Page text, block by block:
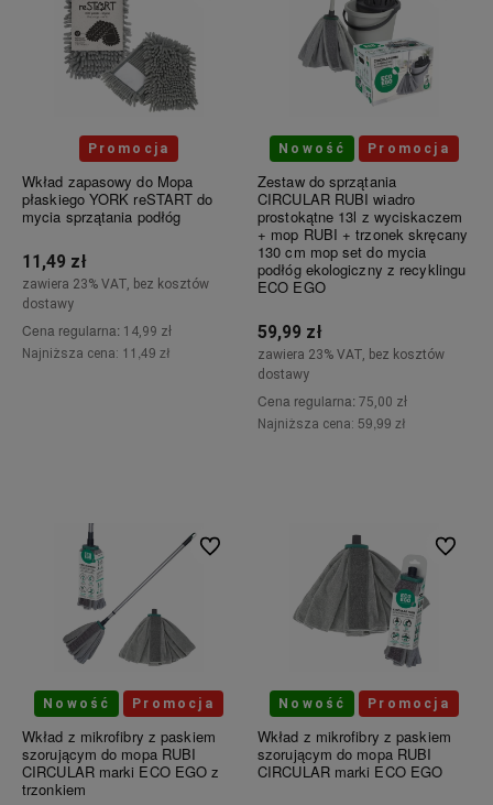
Promocja
Wkład zapasowy do Mopa
płaskiego YORK reSTART do
mycia sprzątania podłóg
11,49 zł
zawiera 23% VAT, bez kosztów
dostawy
Cena regularna: 14,99 zł
Najniższa cena: 11,49 zł
Promocja
Nowość
Zestaw do sprzątania
CIRCULAR RUBI wiadro
prostokątne 13l z wyciskaczem
+ mop RUBI + trzonek skręcany
130 cm mop set do mycia
podłóg ekologiczny z recyklingu
ECO EGO
59,99 zł
zawiera 23% VAT, bez kosztów
dostawy
Cena regularna: 75,00 zł
Najniższa cena: 59,99 zł
Promocja
Nowość
Wkład z mikrofibry z paskiem
szorującym do mopa RUBI
CIRCULAR marki ECO EGO z
trzonkiem
Do ulubionych
Promocja
Nowość
Wkład z mikrofibry z paskiem
szorującym do mopa RUBI
CIRCULAR marki ECO EGO
Do